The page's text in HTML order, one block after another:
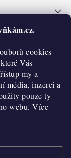
cookies
Vás
my a
média, inzerci a
pouze ty
webu. Více